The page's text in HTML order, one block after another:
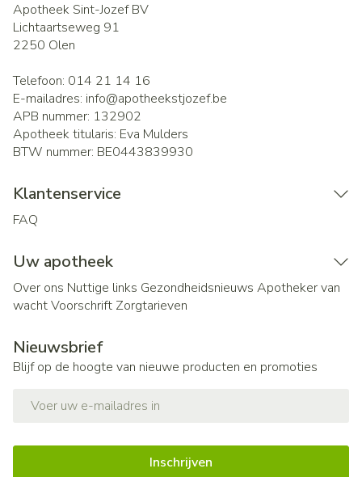
Apotheek Sint-Jozef BV
Lichtaartseweg 91
2250 Olen
Telefoon: 014 21 14 16
E-mailadres: info@apotheekstjozef.be
APB nummer: 132902
Apotheek titularis: Eva Mulders
BTW nummer: BE0443839930
Klantenservice
FAQ
Uw apotheek
Over ons Nuttige links Gezondheidsnieuws Apotheker van
wachtVoorschrift Zorgtarieven
Nieuwsbrief
Blijf op de hoogte van nieuwe producten en promoties
Inschrijven